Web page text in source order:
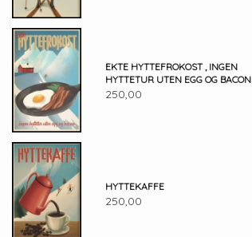
EKTE HYTTEFROKOST , INGEN
HYTTETUR UTEN EGG OG BACON
250,00
HYTTEKAFFE
250,00